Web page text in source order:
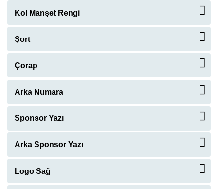
Kol Manşet Rengi
Şort
ŞORT İSTIYORUM.
Çorap
ÇORAP İSTIYORUM.
Arka Numara
ARKA NUMARA İSTIYORUM.
Sponsor Yazı
ÖN SPONSOR YAZISI İSTIYORUM.
Arka Sponsor Yazı
ARKA SPONSOR YAZISI İSTIYORUM.
Logo Sağ